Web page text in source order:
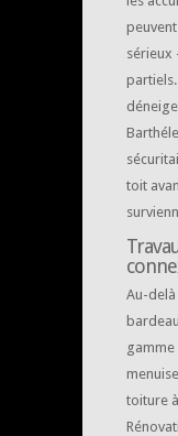
toit
Au-
toiture